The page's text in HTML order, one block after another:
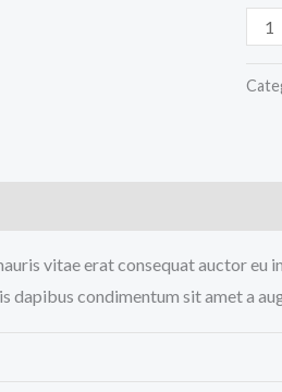
With
vitae erat consequat auctor
condimentum sit amet a